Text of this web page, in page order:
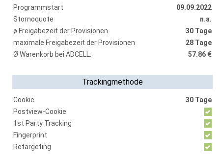
Programmstart
09.09.2022
Stornoquote
n.a.
ø Freigabezeit der Provisionen
30 Tage
maximale Freigabezeit der Provisionen
28 Tage
Ø Warenkorb bei ADCELL:
57.86 €
Trackingmethode
Cookie
30 Tage
Postview-Cookie
1st Party Tracking
Fingerprint
Retargeting